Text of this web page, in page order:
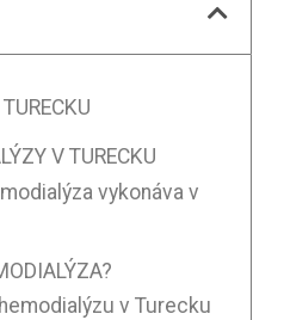
V TURECKU
vykonáva v
v Turecku